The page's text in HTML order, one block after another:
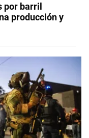
por barril
producción y